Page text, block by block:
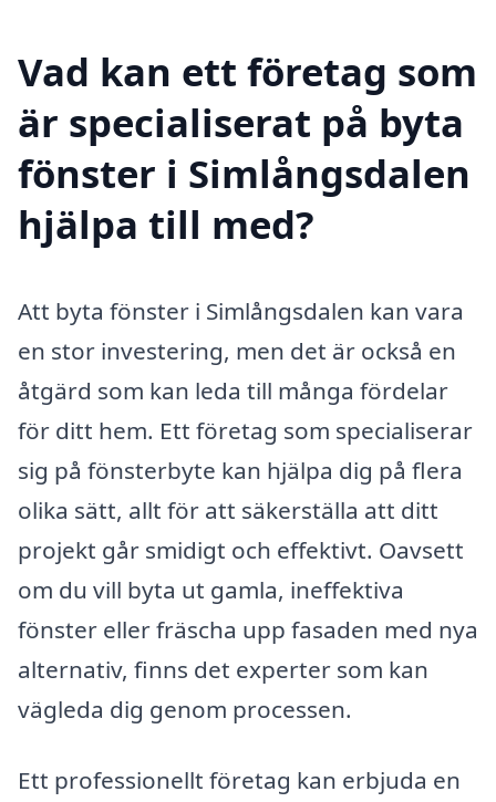
Vad kan ett företag som
är specialiserat på byta
fönster i Simlångsdalen
hjälpa till med?
Att byta fönster i Simlångsdalen kan vara
en stor investering, men det är också en
åtgärd som kan leda till många fördelar
för ditt hem. Ett företag som specialiserar
sig på fönsterbyte kan hjälpa dig på flera
olika sätt, allt för att säkerställa att ditt
projekt går smidigt och effektivt. Oavsett
om du vill byta ut gamla, ineffektiva
fönster eller fräscha upp fasaden med nya
alternativ, finns det experter som kan
vägleda dig genom processen.
Ett professionellt företag kan erbjuda en